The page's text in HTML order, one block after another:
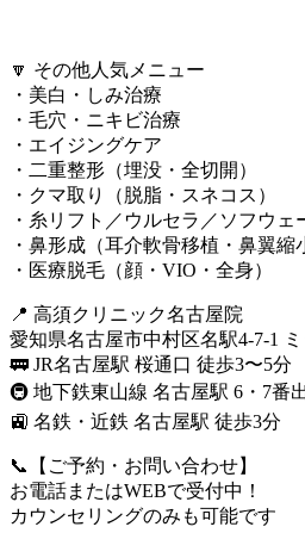
🔽 その他人気メニュー
・美白・しみ治療
・毛穴・ニキビ治療
・エイジングケア
・二重整形（埋没・全切開）
・クマ取り（脱脂・スネコス）
・糸リフト／ウルセラ／ソフウェ
・鼻形成（耳介軟骨移植・鼻翼縮
・医療脱毛（顔・VIO・全身）
📍 高須クリニック名古屋院
愛知県名古屋市中村区名駅4-7-1
🚃 JR名古屋駅 桜通口 徒歩3〜5分
🚇 地下鉄東山線 名古屋駅 6・7番
🚉 名鉄・近鉄 名古屋駅 徒歩3分
📞【ご予約・お問い合わせ】
お電話またはWEBで受付中！
カウンセリングのみも可能です